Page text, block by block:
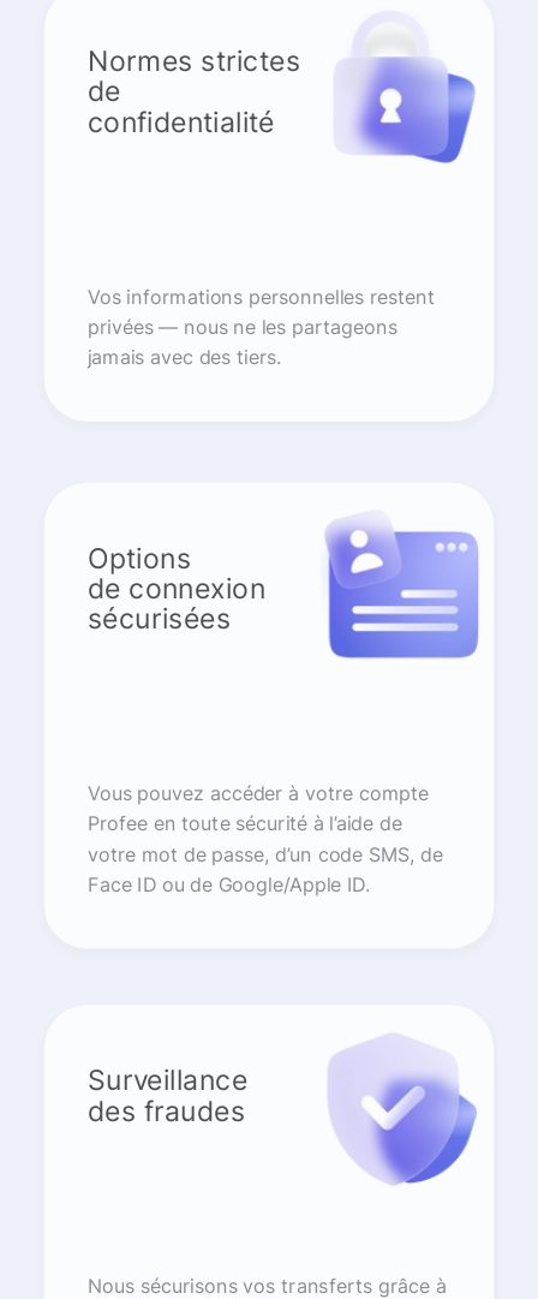
Normes strictes
de
confidentialité
Vos informations personnelles restent
privées — nous ne les partageons
jamais avec des tiers.
Options
de connexion
sécurisées
Vous pouvez accéder à votre compte
Profee en toute sécurité à l’aide de
votre mot de passe, d’un code SMS, de
Face ID ou de Google/Apple ID.
Surveillance
des fraudes
Nous sécurisons vos transferts grâce à